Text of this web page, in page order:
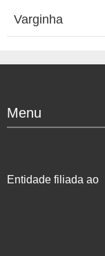
Varginha
Menu
Entidade filiada ao